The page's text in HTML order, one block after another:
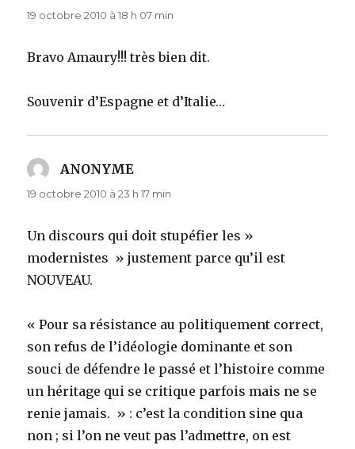
19 octobre 2010 à 18 h 07 min
Bravo Amaury!!! très bien dit.
Souvenir d’Espagne et d’Italie…
ANONYME
19 octobre 2010 à 23 h 17 min
Un discours qui doit stupéfier les »
modernistes » justement parce qu’il est
NOUVEAU.
« Pour sa résistance au politiquement correct,
son refus de l’idéologie dominante et son
souci de défendre le passé et l’histoire comme
un héritage qui se critique parfois mais ne se
renie jamais. » : c’est la condition sine qua
non ; si l’on ne veut pas l’admettre, on est